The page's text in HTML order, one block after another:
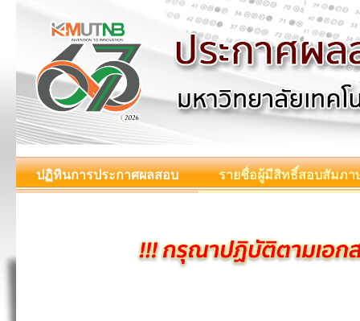
ปฏิทินการประกาศผลสอบ รายชื่อผู้มีสิทธิ์สอบสัมภ